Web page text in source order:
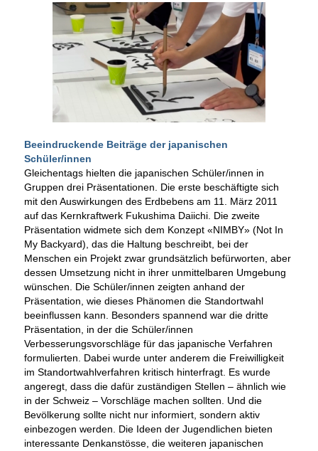
Beeindruckende Beiträge der japanischen
Schüler/innen
Gleichentags hielten die japanischen Schüler/innen in
Gruppen drei Präsentationen. Die erste beschäftigte sich
mit den Auswirkungen des Erdbebens am 11. März 2011
auf das Kernkraftwerk Fukushima Daiichi. Die zweite
Präsentation widmete sich dem Konzept «NIMBY» (Not In
My Backyard), das die Haltung beschreibt, bei der
Menschen ein Projekt zwar grundsätzlich befürworten, aber
dessen Umsetzung nicht in ihrer unmittelbaren Umgebung
wünschen. Die Schüler/innen zeigten anhand der
Präsentation, wie dieses Phänomen die Standortwahl
beeinflussen kann. Besonders spannend war die dritte
Präsentation, in der die Schüler/innen
Verbesserungsvorschläge für das japanische Verfahren
formulierten. Dabei wurde unter anderem die Freiwilligkeit
im Standortwahlverfahren kritisch hinterfragt. Es wurde
angeregt, dass die dafür zuständigen Stellen – ähnlich wie
in der Schweiz – Vorschläge machen sollten. Und die
Bevölkerung sollte nicht nur informiert, sondern aktiv
einbezogen werden. Die Ideen der Jugendlichen bieten
interessante Denkanstösse, die weiteren japanischen